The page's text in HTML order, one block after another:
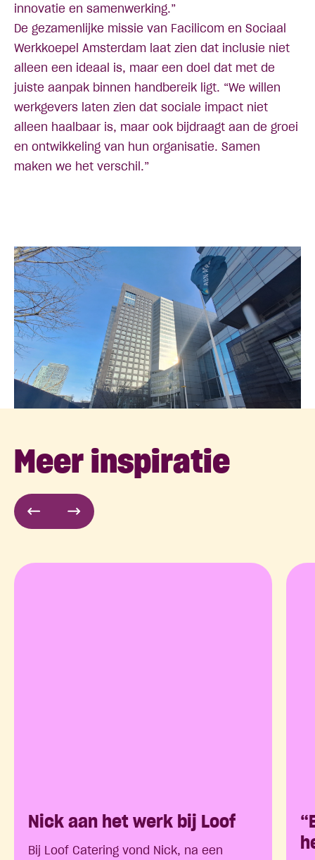
innovatie en samenwerking.”
De gezamenlijke missie van Facilicom en Sociaal
Werkkoepel Amsterdam laat zien dat inclusie niet
alleen een ideaal is, maar een doel dat met de
juiste aanpak binnen handbereik ligt. “We willen
werkgevers laten zien dat sociale impact niet
alleen haalbaar is, maar ook bijdraagt aan de groei
en ontwikkeling van hun organisatie. Samen
maken we het verschil.”
Meer inspiratie
Nick aan het werk bij Loof
Bij Loof Catering vond Nick, na een